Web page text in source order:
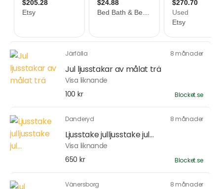
Järfälla 8 månader
Jul ljusstakar av målat trä
Visa liknande
100 kr
Blocket.se
Danderyd 8 månader
Ljusstake julljusstake jul...
Visa liknande
650 kr
Blocket.se
Vänersborg 8 månader